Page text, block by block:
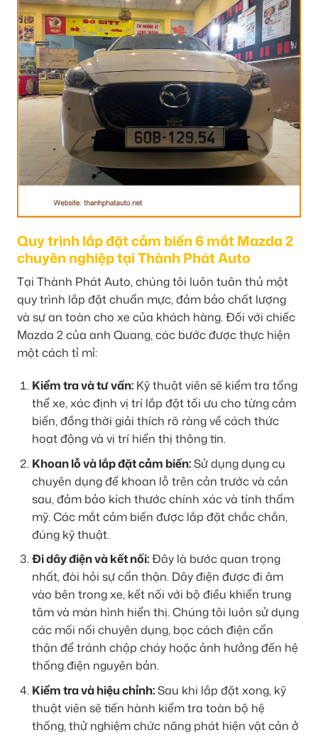
Quy trình lắp đặt cảm biến 6 mắt Mazda 2
chuyên nghiệp tại Thành Phát Auto
Tại Thành Phát Auto, chúng tôi luôn tuân thủ một
quy trình lắp đặt chuẩn mực, đảm bảo chất lượng
và sự an toàn cho xe của khách hàng. Đối với chiếc
Mazda 2 của anh Quang, các bước được thực hiện
một cách tỉ mỉ:
Kiểm tra và tư vấn:Kỹ thuật viên sẽ kiểm tra tổng
thể xe, xác định vị trí lắp đặt tối ưu cho từng cảm
biến, đồng thời giải thích rõ ràng về cách thức
hoạt động và vị trí hiển thị thông tin.
Khoan lỗ và lắp đặt cảm biến:Sử dụng dụng cụ
chuyên dụng để khoan lỗ trên cản trước và cản
sau, đảm bảo kích thước chính xác và tính thẩm
mỹ. Các mắt cảm biến được lắp đặt chắc chắn,
đúng kỹ thuật.
Đi dây điện và kết nối:Đây là bước quan trọng
nhất, đòi hỏi sự cẩn thận. Dây điện được đi âm
vào bên trong xe, kết nối với bộ điều khiển trung
tâm và màn hình hiển thị. Chúng tôi luôn sử dụng
các mối nối chuyên dụng, bọc cách điện cẩn
thận để tránh chập cháy hoặc ảnh hưởng đến hệ
thống điện nguyên bản.
Kiểm tra và hiệu chỉnh:Sau khi lắp đặt xong, kỹ
thuật viên sẽ tiến hành kiểm tra toàn bộ hệ
thống, thử nghiệm chức năng phát hiện vật cản ở